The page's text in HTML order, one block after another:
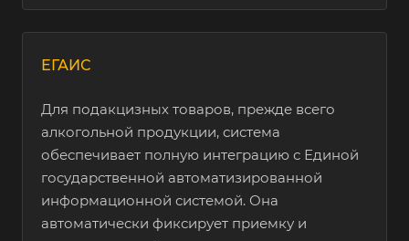
ЕГАИС
Для подакцизных товаров, прежде всего
алкогольной продукции, система
обеспечивает полную интеграцию с Единой
государственной автоматизированной
информационной системой. Она
автоматически фиксирует приемку и